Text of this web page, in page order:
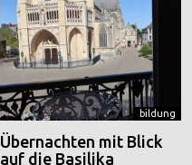
bildung
Übernachten mit Blick
auf die Basilika